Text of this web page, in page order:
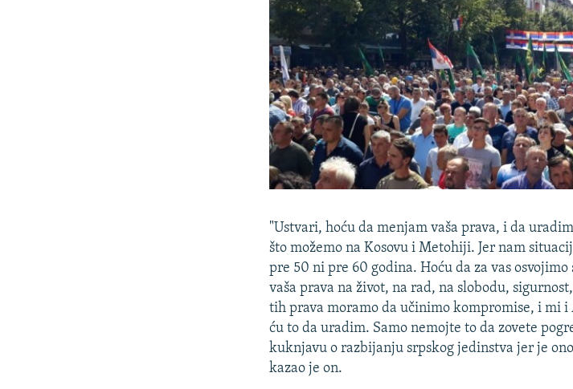
"Ustvari, hoću da menjam vaša prava, i da
što možemo na Kosovu i Metohiji. Jer nam
pre 50 ni pre 60 godina. Hoću da za vas
vaša prava na život, na rad, na slobodu,
tih prava moramo da učinimo kompromise, i mi
ću to da uradim. Samo nemojte to da zovete
kuknjavu o razbijanju srpskog jedinstva jer je
kazao je on.